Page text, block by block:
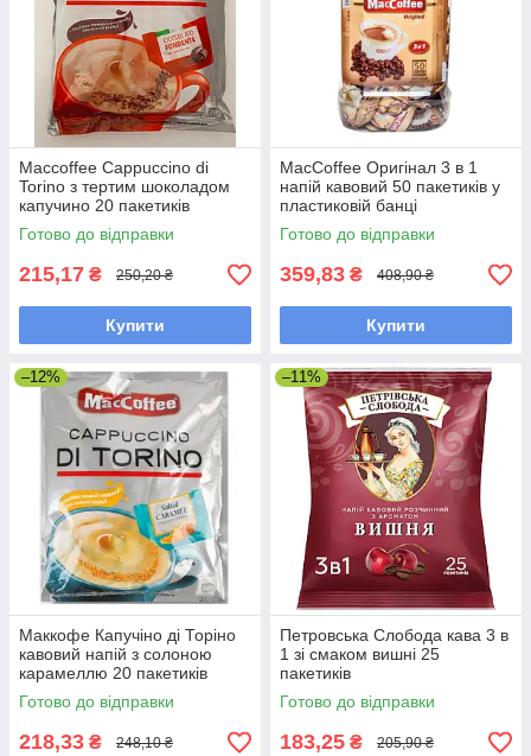
Maccoffee Cappuccino di
Torino з тертим шоколадом
капучино 20 пакетиків
Готово до відправки
215,17 ₴ 250,20 ₴
Купити
MacCoffee Оригінал 3 в 1
напій кавовий 50 пакетиків у
пластиковій банці
Готово до відправки
359,83 ₴ 408,90 ₴
Купити
–12%
Маккофе Капучіно ді Торіно
кавовий напій з солоною
карамеллю 20 пакетиків
Готово до відправки
218,33 ₴ 248,10 ₴
–11%
Петровська Слобода кава 3 в
1 зі смаком вишні 25
пакетиків
Готово до відправки
183,25 ₴ 205,90 ₴